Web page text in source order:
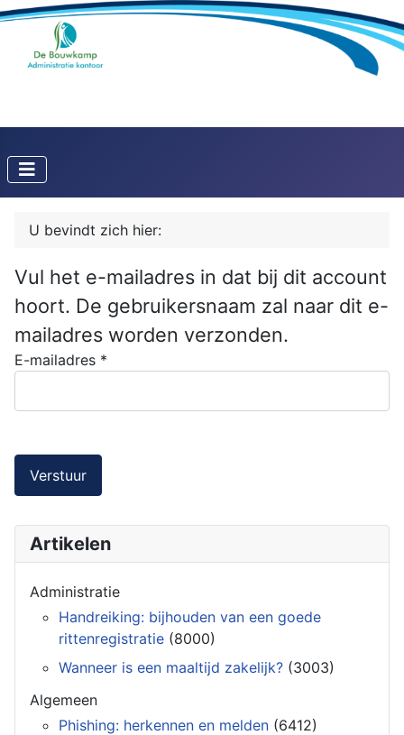
U bevindt zich hier:
Vul het e-mailadres in dat bij dit account
hoort. De gebruikersnaam zal naar dit e-
mailadres worden verzonden.
E-mailadres *
Verstuur
Artikelen
Administratie
Handreiking: bijhouden van een goede
rittenregistratie (8000)
Wanneer is een maaltijd zakelijk? (3003)
Algemeen
Phishing: herkennen en melden (6412)